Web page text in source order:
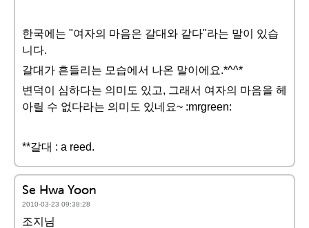
한국에는 "여자의 마음은 갈대와 같다"라는 말이 있습
니다.
갈대가 흔들리는 모습에서 나온 말이에요.*^^*
변덕이 심하다는 의미도 있고, 그래서 여자의 마음을 헤
아릴 수 없다라는 의미도 있네요~ :mrgreen:
**갈대 : a reed.
Se Hwa Yoon
2010-03-23 09:38:28
조지님